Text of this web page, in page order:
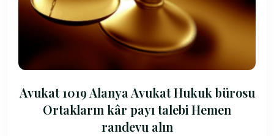
Avukat 1019 Alanya Avukat Hukuk bürosu
Ortakların kâr payı talebi Hemen
randevu alın